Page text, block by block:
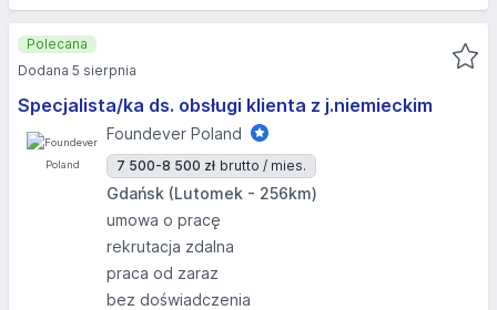
Specjalista/ka ds. obsługi klienta z j.niemieckim
Foundever Poland
7 500-8 500 zł brutto / mies.
Gdańsk (Lutomek - 256km)
umowa o pracę
rekrutacja zdalna
praca od zaraz
bez doświadczenia
Polecana
Dodana 5 sierpnia